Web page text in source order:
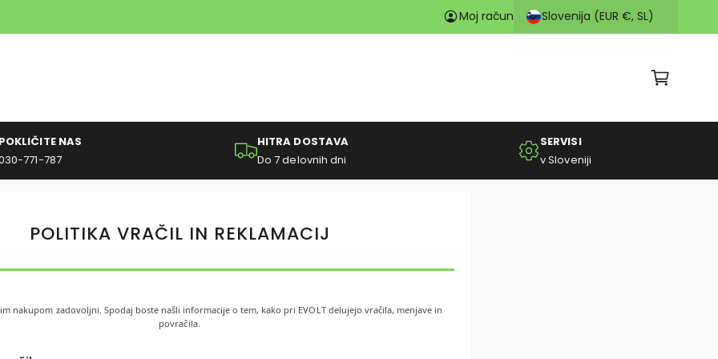
OdkrijteE-kolesa na zalogi v Ljubljani
Moj račun Slovenija (EUR €, SL)
o
a
c
POKLIČITE NAS
771-787
HITRA DOSTAVA
Do 7 delovnih dni
SERVISI
v Sloveniji
POLITIKA VRAČIL IN REKLAMACIJ
nakupom zadovoljni. Spodaj boste našli informacije o tem, kako pri EVOLT delujejo vračila, menjave in
povračila.